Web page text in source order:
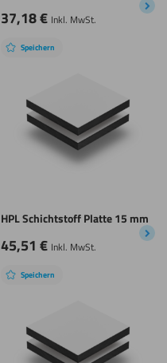
37,18€ Inkl. MwSt.
Speichern
HPL Schichtstoff Platte 15 mm
45,51 € Inkl. MwSt.
Speichern